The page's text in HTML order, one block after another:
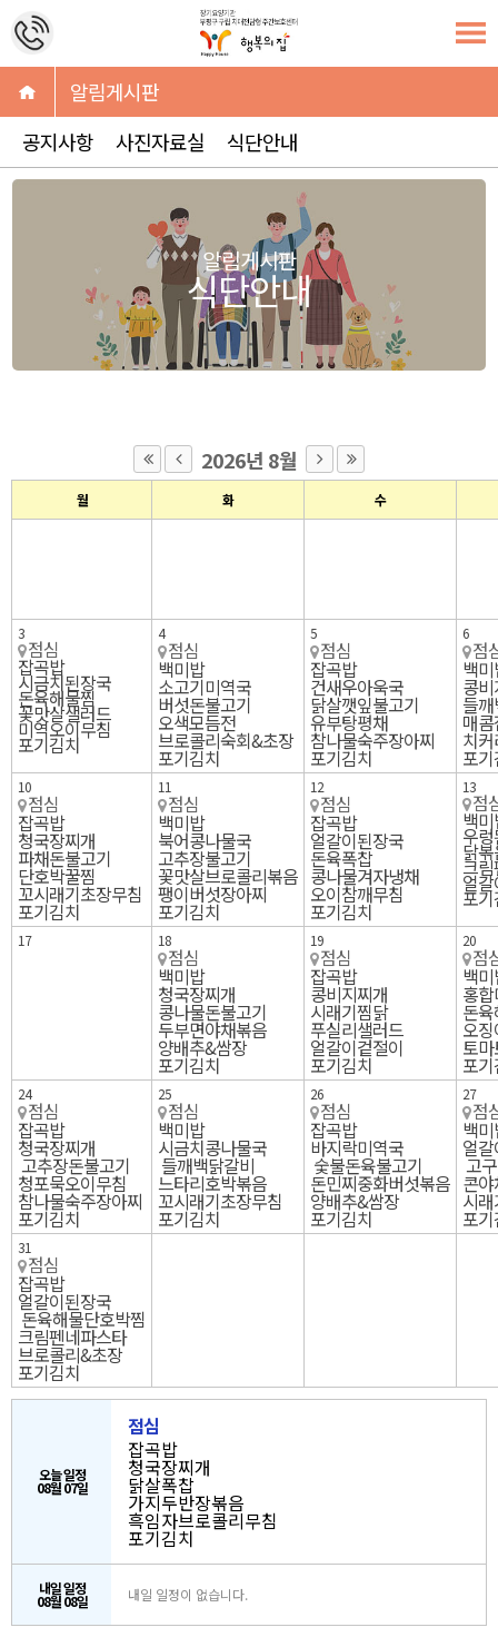
알림게시판
공지사항
사진자료실 식단안내
알림게시판
식단안내
2026년 8월
월 화 수
3
점심
잡곡밥
시금치된장국
돈육해물찜
꽃맛살샐러드
미역오이무침
포기김치
4
점심
백미밥
소고기미역국
버섯돈불고기
오색모듬전
브로콜리숙회&초장
포기김치
5
점심
잡곡밥
건새우아욱국
닭살깻잎불고기
유부탕평채
참나물숙주장아찌
포기김치
6
점
백
콩
들
매
치
포
10
점심
잡곡밥
청국장찌개
파채돈불고기
단호박꿀찜
꼬시래기초장무침
포기김치
11
점심
백미밥
북어콩나물국
고추장불고기
꽃맛살브로콜리볶음
팽이버섯장아찌
포기김치
12
점심
잡곡밥
얼갈이된장국
돈육폭찹
콩나물겨자냉채
오이참깨무침
포기김치
13
점
백
우
닭
크
얼
포
17 18
점심
백미밥
청국장찌개
콩나물돈불고기
두부면야채볶음
양배추&쌈장
포기김치
19
점심
잡곡밥
콩비지찌개
시래기찜닭
푸실리샐러드
얼갈이겉절이
포기김치
20
점
백
홍
돈
오
토
포
24
점심
잡곡밥
청국장찌개
고추장돈불고기
청포묵오이무침
참나물숙주장아찌
포기김치
25
점심
백미밥
시금치콩나물국
들깨백닭갈비
느타리호박볶음
꼬시래기초장무침
포기김치
26
점심
잡곡밥
바지락미역국
숯불돈육불고기
돈민찌중화버섯볶음
양배추&쌈장
포기김치
27
점
백
얼
고
콘
시
포
31
점심
잡곡밥
얼갈이된장국
돈육해물단호박찜
크림펜네파스타
브로콜리&초장
포기김치
오늘 일정
08월 07일
점심
잡곡밥
청국장찌개
닭살폭찹
가지두반장볶음
흑임자브로콜리무침
포기김치
내일 일정
08월 08일 내일 일정이 없습니다.